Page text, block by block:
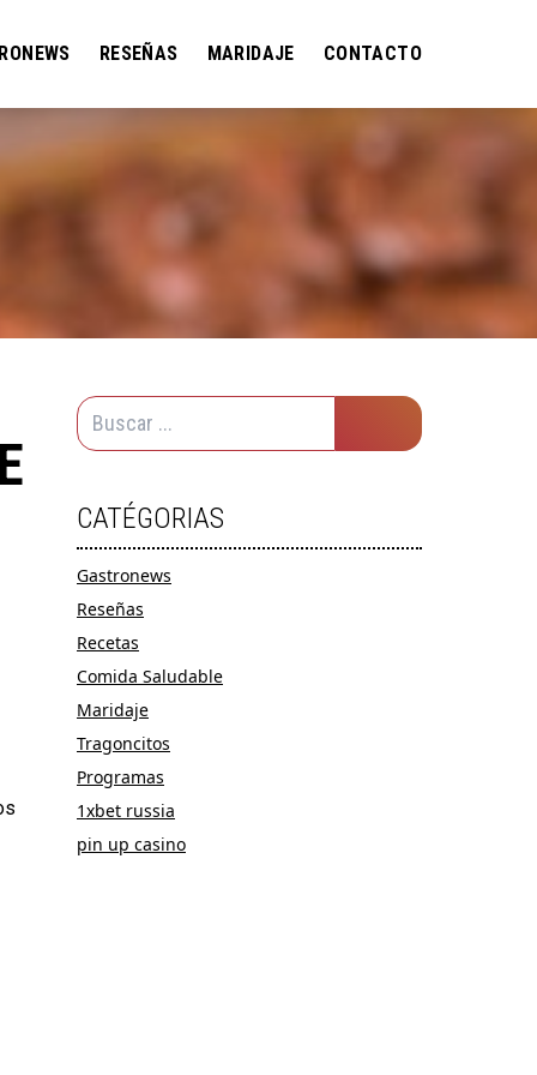
RESEÑAS MARIDAJE CONTACTO
CATÉGORIAS
Gastronews
Reseñas
Recetas
Comida Saludable
Maridaje
Tragoncitos
Programas
1xbet russia
pin up casino